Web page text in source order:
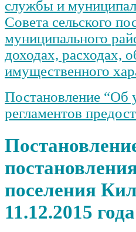
службы и
Совета сельского
муниципального
доходах, расходах,
имущественного
Постановление “Об
регламентов
поселения
11.12.2015